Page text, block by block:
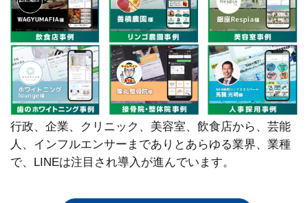
行政、企業、クリニック、美容室、飲食店から、芸能
人、インフルエンサーまでありとあらゆる業界、業種
で、LINEは注目され導入が進んでいます。